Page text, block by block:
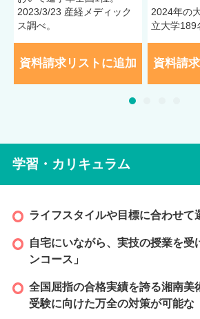
2023/3/23 産経メディック
ス調べ。
資料請求リストに追加
2024年の
立大学189
資料請
学習・カリキュラム
ライフスタイルや目標に合わせて
自宅にいながら、実技の授業を受
ンコース」
全国屈指の合格実績を誇る湘南美
受験に向けた万全の対策が可能な